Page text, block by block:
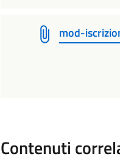
mod-
Contenuti